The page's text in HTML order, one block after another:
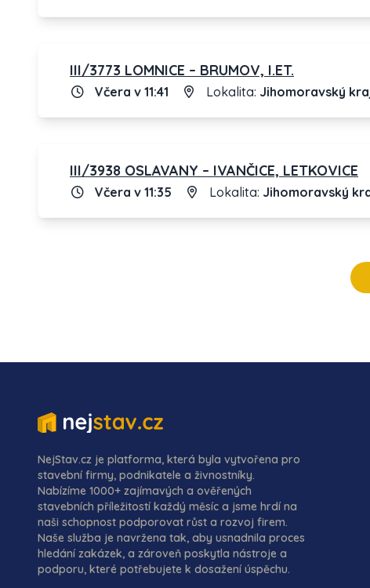
III/3773 LOMNICE – BRUMOV, I.ET.
Včera v 11:41 Lokalita: Jihomoravský
III/3938 OSLAVANY – IVANČICE, LETKOVICE
Včera v 11:35 Lokalita: Jihomoravský
NejStav.cz je platforma, která byla vytvořena pro
stavební firmy, podnikatele a živnostníky.
Nabízíme 1000+ zajímavých a ověřených
stavebních příležitostí každý měsíc a jsme hrdí na
naši schopnost podporovat růst a rozvoj firem.
Naše služba je navržena tak, aby usnadnila proces
hledání zakázek, a zároveň poskytla nástroje a
podporu, které potřebujete k dosažení úspěchu.